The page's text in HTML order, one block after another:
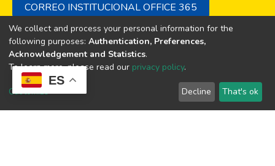
ES
CORREO INSTITUCIONAL OFFICE 365
Copyright © Todos los derechos son
de la Universidad Evangélica de El
We collect and process your personal information for the
following purposes: Authentication, Preferences,
Acknowledgement and Statistics.
To learn more, please read our privacy policy.
Customize Decline That's ok